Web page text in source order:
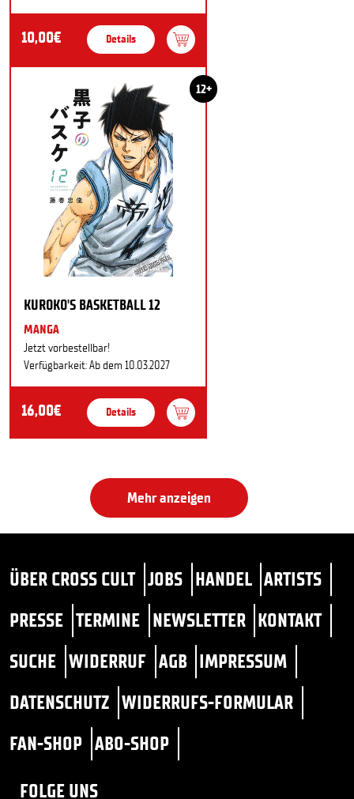
10,00€ Details
12+
KUROKO'S BASKETBALL 12
MANGA
Jetzt vorbestellbar!
Verfügbarkeit: Ab dem 10.03.2027
16,00€ Details
Mehr anzeigen
ÜBER CROSS CULT JOBS HANDEL ARTISTS
PRESSE TERMINE NEWSLETTER KONTAKT
SUCHE WIDERRUF AGB IMPRESSUM
DATENSCHUTZ WIDERRUFS-FORMULAR
FAN-SHOP ABO-SHOP
FOLGE UNS